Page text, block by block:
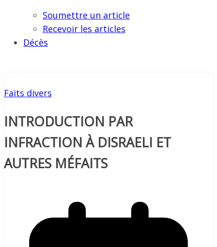
Soumettre un article
Recevoir les articles
Décès
Faits divers
INTRODUCTION PAR
INFRACTION À DISRAELI ET
AUTRES MÉFAITS